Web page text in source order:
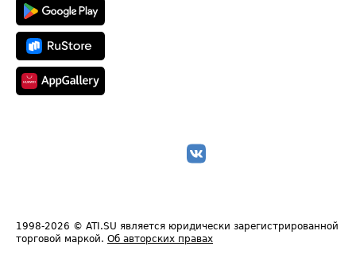
1998-2026 © ATI.SU является юридически зарегистрированной
торговой маркой. Об авторских правах